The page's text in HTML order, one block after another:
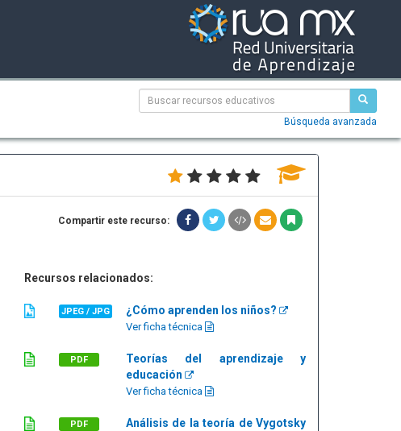
Búsqueda avanzada
Compartir este recurso:
Recursos relacionados:
JPEG / JPG ¿Cómo aprenden los niños?
Ver ficha técnica
PDF
Teorías del aprendizaje y
educación
Ver ficha técnica
PDF
Análisis de la teoría de Vygotsky